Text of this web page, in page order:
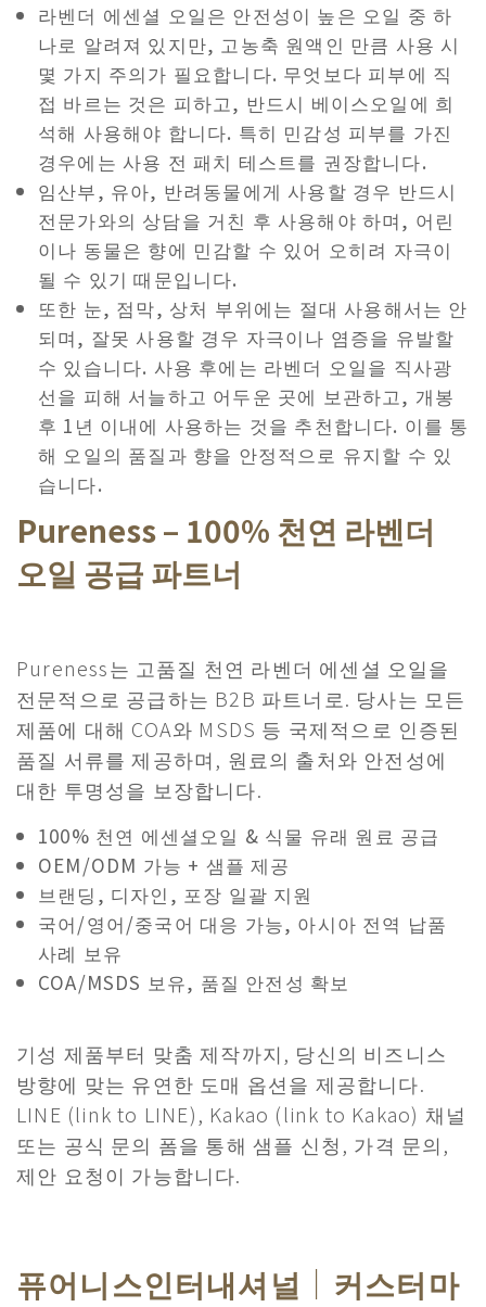
라벤더 에센셜 오일은 안전성이 높은 오일 중 하
나로 알려져 있지만, 고농축 원액인 만큼 사용 시
몇 가지 주의가 필요합니다. 무엇보다 피부에 직
접 바르는 것은 피하고, 반드시 베이스오일에 희
석해 사용해야 합니다. 특히 민감성 피부를 가진
경우에는 사용 전 패치 테스트를 권장합니다.
임산부, 유아, 반려동물에게 사용할 경우 반드시
전문가와의 상담을 거친 후 사용해야 하며, 어린
이나 동물은 향에 민감할 수 있어 오히려 자극이
될 수 있기 때문입니다.
또한 눈, 점막, 상처 부위에는 절대 사용해서는 안
되며, 잘못 사용할 경우 자극이나 염증을 유발할
수 있습니다. 사용 후에는 라벤더 오일을 직사광
선을 피해 서늘하고 어두운 곳에 보관하고, 개봉
후 1년 이내에 사용하는 것을 추천합니다. 이를 통
해 오일의 품질과 향을 안정적으로 유지할 수 있
습니다.
Pureness – 100% 천연 라벤더
오일 공급 파트너
Pureness는 고품질 천연 라벤더 에센셜 오일을
전문적으로 공급하는 B2B 파트너로. 당사는 모든
제품에 대해 COA와 MSDS 등 국제적으로 인증된
품질 서류를 제공하며, 원료의 출처와 안전성에
대한 투명성을 보장합니다.
100% 천연 에센셜오일 & 식물 유래 원료 공급
OEM/ODM 가능 + 샘플 제공
브랜딩, 디자인, 포장 일괄 지원
국어/영어/중국어 대응 가능, 아시아 전역 납품
사례 보유
COA/MSDS 보유, 품질 안전성 확보
기성 제품부터 맞춤 제작까지, 당신의 비즈니스
방향에 맞는 유연한 도매 옵션을 제공합니다.
LINE (link to LINE), Kakao (link to Kakao) 채널
또는 공식 문의 폼을 통해 샘플 신청, 가격 문의,
제안 요청이 가능합니다.
퓨어니스인터내셔널｜커스터마